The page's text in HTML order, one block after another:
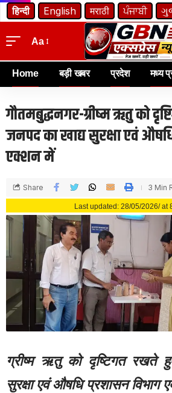
हिन्दी English मराठी ਪੰਜਾਬੀ
Aa
Home बड़ी खबर प्रदेश मध्य
गौतमबुद्धनगर-ग्रीष्म ऋतु को
जनपद का खाद्य सुरक्षा एवं
एक्शन में
Last updated: 28/05/2026/ at
Share 3 Min
ग्रीष्म ऋतु को दृष्टिगत रखते
सुरक्षा एवं औषधि प्रशासन विभाग